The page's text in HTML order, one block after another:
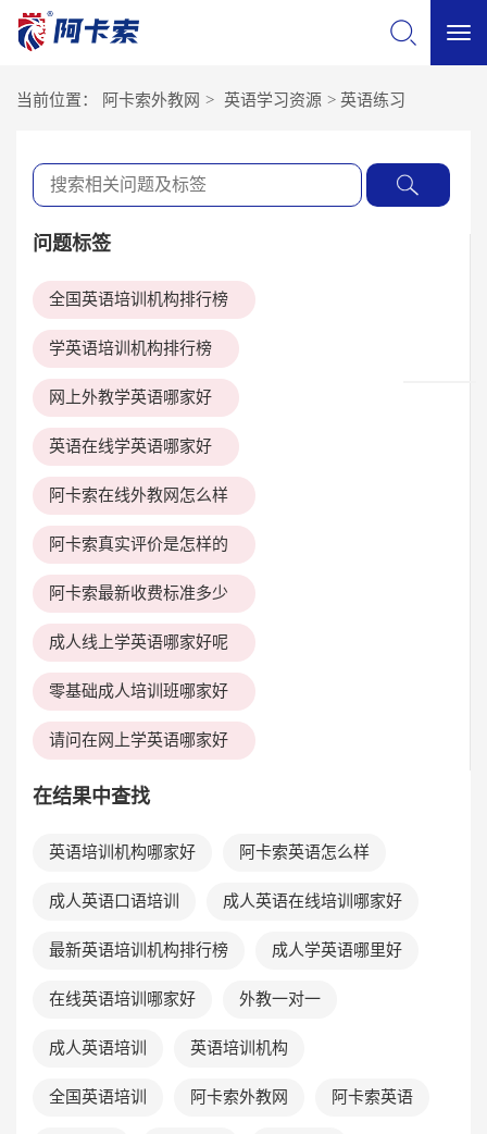
当前位置： 阿卡索外教网 > 英语学习资源 > 英语练习
问题标签
全国英语培训机构排行榜
学英语培训机构排行榜
网上外教学英语哪家好
英语在线学英语哪家好
阿卡索在线外教网怎么样
阿卡索真实评价是怎样的
阿卡索最新收费标准多少
成人线上学英语哪家好呢
零基础成人培训班哪家好
请问在网上学英语哪家好
在结果中查找
英语培训机构哪家好 阿卡索英语怎么样
成人英语口语培训 成人英语在线培训哪家好
最新英语培训机构排行榜 成人学英语哪里好
在线英语培训哪家好 外教一对一
成人英语培训 英语培训机构
全国英语培训 阿卡索外教网 阿卡索英语